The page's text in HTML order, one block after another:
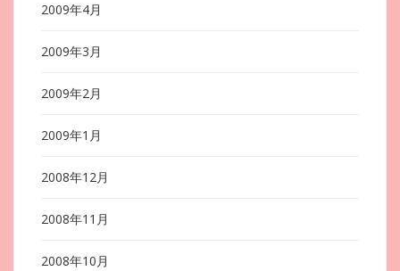
2009年4月
2009年3月
2009年2月
2009年1月
2008年12月
2008年11月
2008年10月